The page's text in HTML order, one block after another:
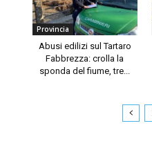
Provincia
Abusi edilizi sul Tartaro
Fabbrezza: crolla la
sponda del fiume, tre...